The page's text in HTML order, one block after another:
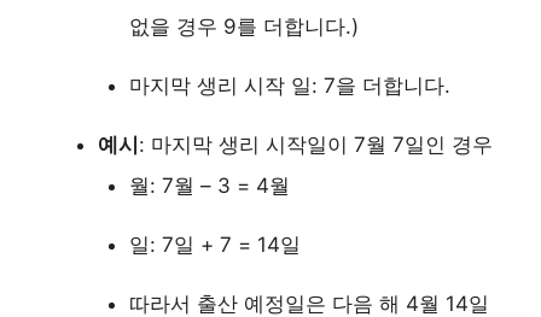
없을 경우 9를 더합니다.)
마지막 생리 시작 일: 7을 더합니다.
예시: 마지막 생리 시작일이 7월 7일인 경우
월: 7월 – 3 = 4월
일: 7일 + 7 = 14일
따라서 출산 예정일은 다음 해 4월 14일